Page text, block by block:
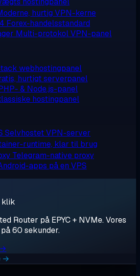
hurtig VPN-kerne
Forex-handelsstandard
Multi-protokol VPN-panel
webhostingpanel
hurtigt serverpanel
& Node.js-panel
hostingpanel
Selvhostet VPN-server
runtime, klar til brug
Telegram-native proxy
apps på en VPS
klik
Router på EPYC + NVMe. Vores
60 sekunder.
→